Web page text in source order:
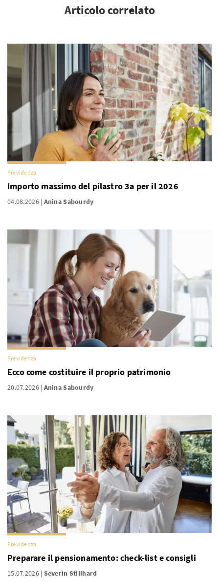
Articolo correlato
Previdenza
Importo massimo del pilastro 3a per il 2026
04.08.2026 Anina Sabourdy
Previdenza
Ecco come costituire il proprio patrimonio
20.07.2026 Anina Sabourdy
Previdenza
Preparare il pensionamento: check-list e consigli
15.07.2026 Severin Stillhard